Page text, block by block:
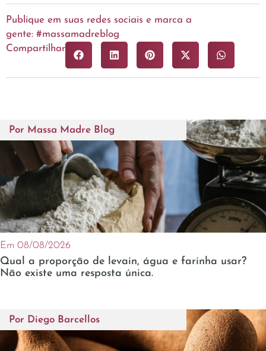
Publique em suas redes sociais e marca a
gente: #massamadreblog
Compartilhar
Por Massa Madre Blog
Em 08/08/2026
Qual a proporção de levain, água e farinha usar?
Não existe uma resposta única.
Por Diego Barcellos